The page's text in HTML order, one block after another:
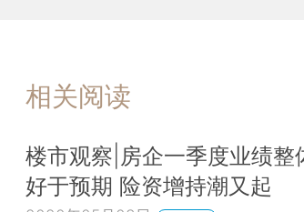
相关阅读
楼市观察|房企一季度业绩整
好于预期 险资增持潮又起